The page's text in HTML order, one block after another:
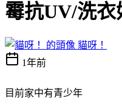
霉抗UV/洗衣
貓呀！
1年前
目前家中有青少年